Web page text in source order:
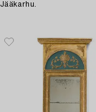
Jääkarhu.